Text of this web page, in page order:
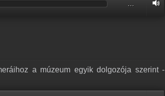
a múzeum egyik dolgozója szerint -